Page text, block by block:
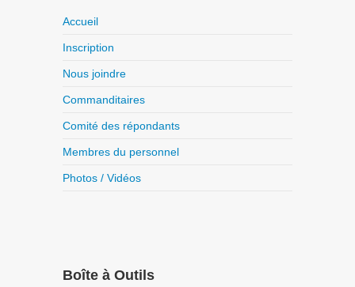
Accueil
Inscription
Nous joindre
Commanditaires
Comité des répondants
Membres du personnel
Photos / Vidéos
Boîte à Outils